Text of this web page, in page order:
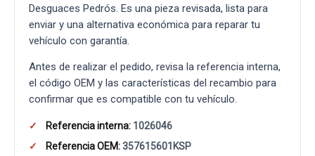
Desguaces Pedrós. Es una pieza revisada, lista para
enviar y una alternativa económica para reparar tu
vehículo con garantía.
Antes de realizar el pedido, revisa la referencia interna,
el código OEM y las características del recambio para
confirmar que es compatible con tu vehículo.
Referencia interna: 1026046
Referencia OEM:357615601KSP